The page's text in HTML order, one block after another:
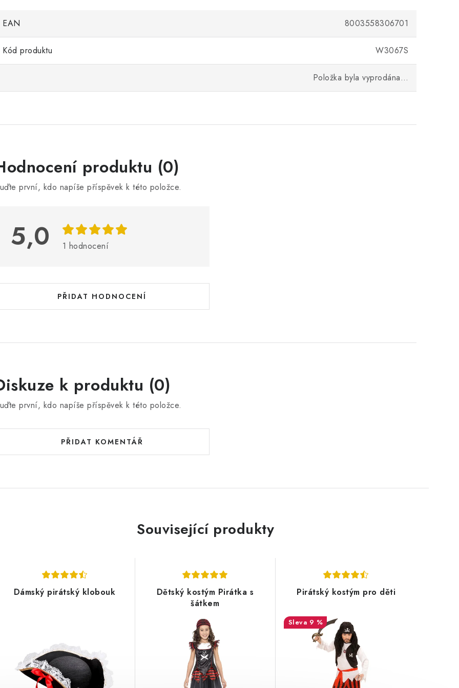
EAN 8003558306701
Kód produktu W3067S
Položka byla vyprodána…
produktu (0)
první, kdo napíše příspěvek k této položce.
5,0 1 hodnocení
PŘIDAT HODNOCENÍ
k produktu (0)
první, kdo napíše příspěvek k této položce.
PŘIDAT KOMENTÁŘ
Související produkty
Dámský pirátský klobouk
Dětský kostým Pirátka s
šátkem
Pirátský kostým pro děti
9 %